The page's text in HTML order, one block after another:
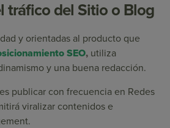
tráfico del Sitio o Blog
y orientadas al producto que
SEO, utiliza
y una buena redacción.
publicar con frecuencia en Redes
viralizar contenidos e